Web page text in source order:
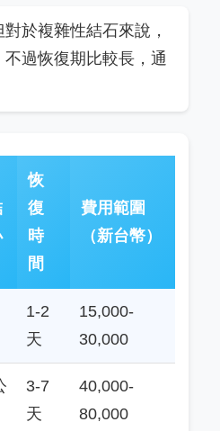
於複雜性結石來說，
過恢復期比較長，通
恢
復
時
間
費用範圍
（新台幣）
1-2
天
15,000-
30,000
3-7
天
40,000-
80,000